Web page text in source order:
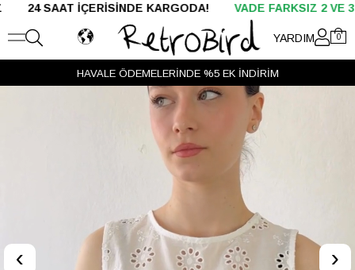
İÇERİSİNDE KARGODA!VADE FARKSIZ 2 VE 3 TAKSİT
YARDIM 0
VADE FARKSIZ 2 VE 3 TAKSİT
HAVALE ÖDEMELERİNDE %5 EK İNDİRİM
‹ ›